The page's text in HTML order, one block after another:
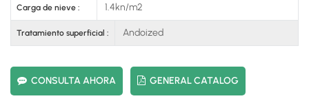
Carga de nieve : 1.4kn/m2
Tratamiento superficial : Andoized
CONSULTA AHORA GENERAL CATALOG